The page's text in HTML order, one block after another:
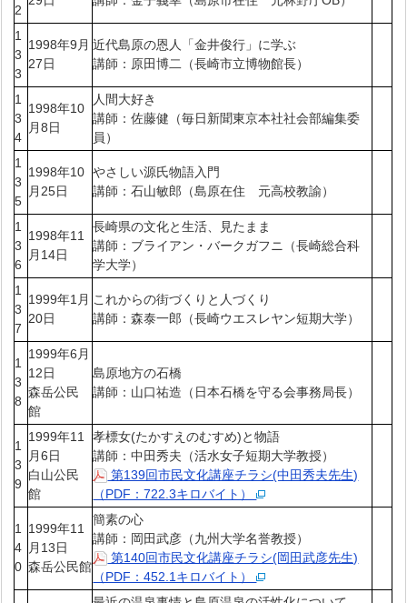
2
1
3
3
1998年9月
27日
近代島原の恩人「金井俊行」に学ぶ
講師：原田博二（長崎市立博物館長）
1
3
4
1998年10
月8日
人間大好き
講師：佐藤健（毎日新聞東京本社社会部編集委
員）
1
3
5
1998年10
月25日
やさしい源氏物語入門
講師：石山敏郎（島原在住 元高校教諭）
1
3
6
1998年11
月14日
長崎県の文化と生活、見たまま
講師：ブライアン・バークガフニ（長崎総合科
学大学）
1
3
7
1999年1月
20日
これからの街づくりと人づくり
講師：森泰一郎（長崎ウエスレヤン短期大学）
1
3
8
1999年6月
12日
森岳公民
館
島原地方の石橋
講師：山口祐造（日本石橋を守る会事務局長）
1
3
9
1999年11
月6日
白山公民
館
孝標女(たかすえのむすめ)と物語
講師：中田秀夫（活水女子短期大学教授）
第139回市民文化講座チラシ(中田秀夫先生)
（PDF：722.3キロバイト）
1
4
0
1999年11
月13日
森岳公民館
簡素の心
講師：岡田武彦（九州大学名誉教授）
第140回市民文化講座チラシ(岡田武彦先生)
（PDF：452.1キロバイト）